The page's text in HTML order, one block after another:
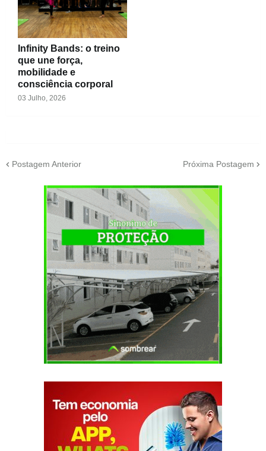
Infinity Bands: o treino
que une força,
mobilidade e
consciência corporal
03 Julho, 2026
Postagem Anterior Próxima Postagem